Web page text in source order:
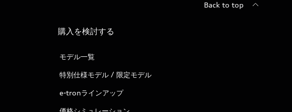
Back to top
購入を検討する
モデル一覧
特別仕様モデル / 限定モデル
e-tronラインアップ